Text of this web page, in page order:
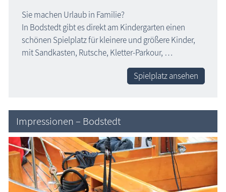
Sie machen Urlaub in Familie?
In Bodstedt gibt es direkt am Kindergarten einen
schönen Spielplatz für kleinere und größere Kinder,
mit Sandkasten, Rutsche, Kletter-Parkour, …
Spielplatz ansehen
Impressionen – Bodstedt